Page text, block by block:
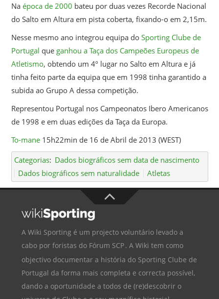
Na época de 2000 bateu por duas vezes Recorde Nacional
do Salto em Altura em pista coberta, fixando-o em 2,15m.
Nesse mesmo ano integrou equipa do Sporting Clube de
Portugal que ganhou a Taça dos Campeões Europeus de
Atletismo, obtendo um 4º lugar no Salto em Altura e já
tinha feito parte da equipa que em 1998 tinha garantido a
subida ao Grupo A dessa competição.
Representou Portugal nos Campeonatos Ibero Americanos
de 1998 e em duas edições da Taça da Europa.
To-mane15h22min de 16 de Abril de 2013 (WEST)
Categorias: Dados biográficos sem data de nascimento
Dados biográficos sem naturalidade
Atletas
A Wiki Sporting é um projecto voluntário levado a
cabo por foristas do Fórum SCP. A Wiki tem como
objectivo documentar a história do Sporting Clube de
Portugal da forma mais completa e correcta possível,
dando a oportunidade a todos de (re)descobrir o